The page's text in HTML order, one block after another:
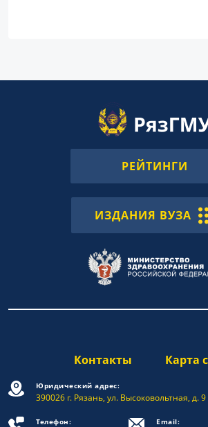
РЕЙТИНГИ
ИЗДАНИЯ ВУЗА
Контакты Карта
Юридический адрес:
390026 г. Рязань, ул. Высоковольтная, д. 9
Телефон: Email: